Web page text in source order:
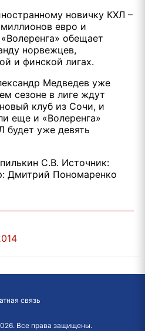
новичку КХЛ –
евро и
обещает
норвежцев,
и финской лигах.
Медведев уже
сезоне в лиге ждут
клуб из Сочи, и
еще и «Волеренга»
будет уже девять
С.В. Источник:
Дмитрий Пономаренко
связь
Все права защищены.